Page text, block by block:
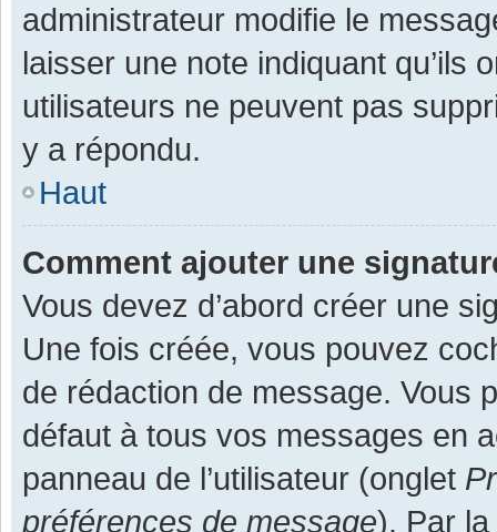
administrateur modifie le
laisser une note indiquant qu’ils
utilisateurs ne peuvent pas
y a répondu.
Haut
Comment ajouter une
Vous devez d’abord créer une
Une fois créée, vous pouvez
de rédaction de message. Vous
défaut à tous vos messages en
panneau de l’utilisateur (onglet
préférences de message). Par